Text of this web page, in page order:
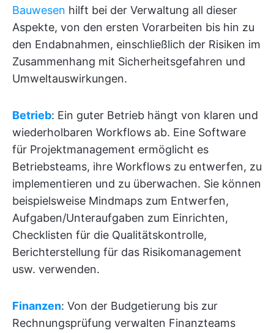
Bauwesen hilft bei der Verwaltung all dieser
Aspekte, von den ersten Vorarbeiten bis hin zu
den Endabnahmen, einschließlich der Risiken im
Zusammenhang mit Sicherheitsgefahren und
Umweltauswirkungen.
Betrieb: Ein guter Betrieb hängt von klaren und
wiederholbaren Workflows ab. Eine Software
für Projektmanagement ermöglicht es
Betriebsteams, ihre Workflows zu entwerfen, zu
implementieren und zu überwachen. Sie können
beispielsweise Mindmaps zum Entwerfen,
Aufgaben/Unteraufgaben zum Einrichten,
Checklisten für die Qualitätskontrolle,
Berichterstellung für das Risikomanagement
usw. verwenden.
Finanzen: Von der Budgetierung bis zur
Rechnungsprüfung verwalten Finanzteams